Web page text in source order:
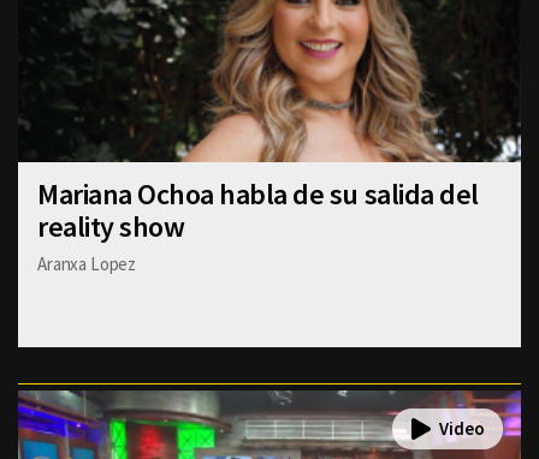
Mariana Ochoa habla de su salida del
reality show
Aranxa Lopez